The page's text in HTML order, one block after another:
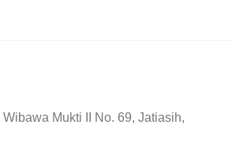
Wibawa Mukti II No. 69, Jatiasih,